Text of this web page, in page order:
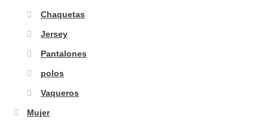
Chaquetas
Jersey
Pantalones
polos
Vaqueros
Mujer